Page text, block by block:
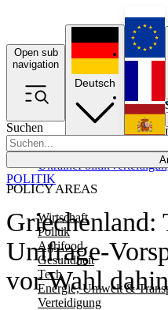
Open sub
navigation
Suchen
POLICY AREAS
Wirtschaft
Politik
Agrifood
Gesundheit
Tech
Energie, Umwelt &
Verteidigung
UkrainePolitik
Deutsch
Griechenland:
Umfrage-
vor Wahl dahin
POLITIK